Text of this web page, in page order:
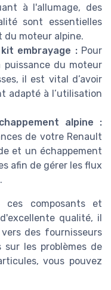
à l'allumage, des
sont essentielles
moteur alpine.
embrayage :Pour
du moteur
il est vital d’avoir
adapté à l’utilisation
alpine :
de votre Renault
et un échappement
afin de gérer les flux
composants et
qualité, il
des fournisseurs
sur les problèmes de
vous pouvez